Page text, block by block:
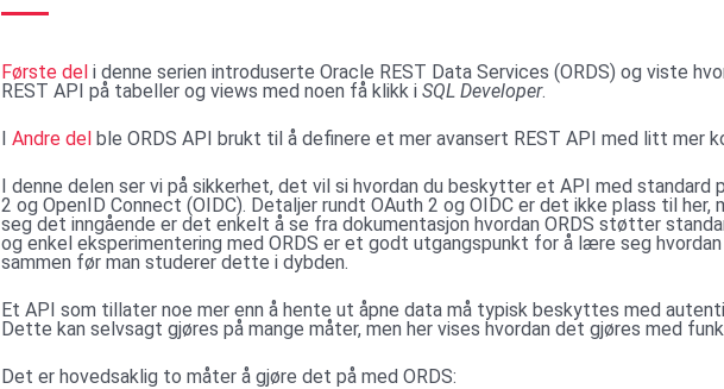
Første del i denne serien introduserte Oracle REST Data Services (ORDS) og viste
REST API på tabeller og views med noen få klikk i SQL Developer.
I Andre del ble ORDS API brukt til å definere et mer avansert REST API med litt mer
I denne delen ser vi på sikkerhet, det vil si hvordan du beskytter et API med standard
2 og OpenID Connect (OIDC). Detaljer rundt OAuth 2 og OIDC er det ikke plass til
seg det inngående er det enkelt å se fra dokumentasjon hvordan ORDS støtter
og enkel eksperimentering med ORDS er et godt utgangspunkt for å lære seg
sammen før man studerer dette i dybden.
Et API som tillater noe mer enn å hente ut åpne data må typisk beskyttes med
Dette kan selvsagt gjøres på mange måter, men her vises hvordan det gjøres med
Det er hovedsaklig to måter å gjøre det på med ORDS: